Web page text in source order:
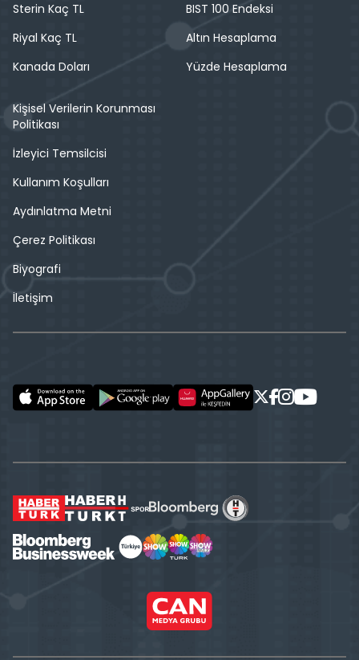
Sterin Kaç TL
Riyal Kaç TL
Kanada Doları
BIST 100 Endeksi
Altın Hesaplama
Yüzde Hesaplama
Kişisel Verilerin Korunması
Politikası
İzleyici Temsilcisi
Kullanım Koşulları
Aydınlatma Metni
Çerez Politikası
Biyografi
İletişim